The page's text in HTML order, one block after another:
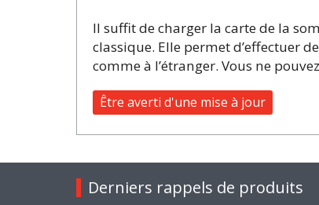
Il suffit de charger la carte de la
classique. Elle permet d’effectuer
comme à l’étranger. Vous ne
Être averti d'une mise à jour
Derniers rappels de produits